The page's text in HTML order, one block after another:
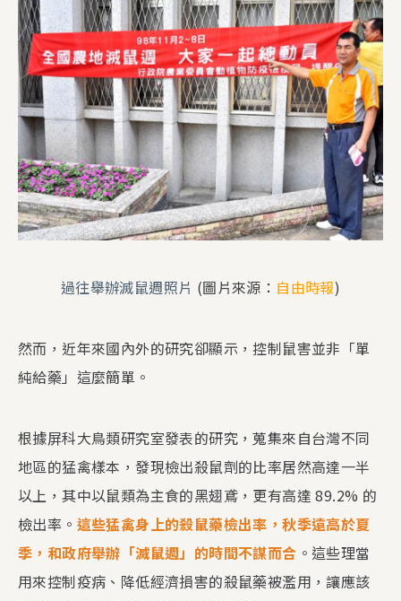
過往舉辦滅鼠週照片 (圖片來源： 自由時報)
然而，近年來國內外的研究卻顯示，控制鼠害並非「單
純給藥」這麼簡單。
根據屏科大鳥類研究室發表的研究，蒐集來自台灣不同
地區的猛禽樣本，發現檢出殺鼠劑的比率居然高達一半
以上，其中以鼠類為主食的黑翅鳶，更有高達 89.2% 的
檢出率。 這些猛禽身上的殺鼠藥檢出率，秋季遠高於夏
季，和政府舉辦「滅鼠週」的時間不謀而合 。這些理當
用來控制疫病、降低經濟損害的殺鼠藥被濫用，讓應該